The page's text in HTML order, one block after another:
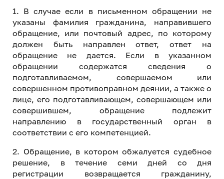
1. В случае если в письменном обращении не
указаны фамилия гражданина, направившего
обращение, или почтовый адрес, по которому
должен быть направлен ответ, ответ на
обращение не дается. Если в указанном
обращении содержатся сведения о
подготавливаемом, совершаемом или
совершенном противоправном деянии, а также о
лице, его подготавливающем, совершающем или
совершившем, обращение подлежит
направлению в государственный орган в
соответствии с его компетенцией.
2. Обращение, в котором обжалуется судебное
решение, в течение семи дней со дня
регистрации возвращается гражданину,